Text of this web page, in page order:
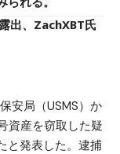
出、ZachXBT氏
安局（USMS）か
資産を窃取した疑
と発表した。逮捕